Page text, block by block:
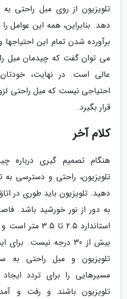
تلویزیون از روی مبل راحتی
دهد. بنابراین، همه این عوامل
برآورده شدن تمام این
می توان گفت که چیدمان مبل
عالی است. در نهایت،
احتیاجی نیست که مبل راحتی
قرار بگیرد.
کلام آخر
هنگام تصمیم گیری درباره
تلویزیون، راحتی و دسترسی به
دهید. تلویزیون باید طوری در
به دور از نور خورشید باشد.
استاندارد 2.5
بیش از 30 درجه نیست.
تلویزیون و مبل راحتی به
مسیرهایی را برای تردد
تلویزیون باشند و رفت و